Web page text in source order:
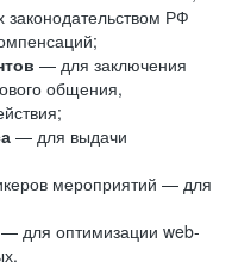
законодательством РФ
— для заключения
общения,
— для выдачи
мероприятий — для
для оптимизации web-